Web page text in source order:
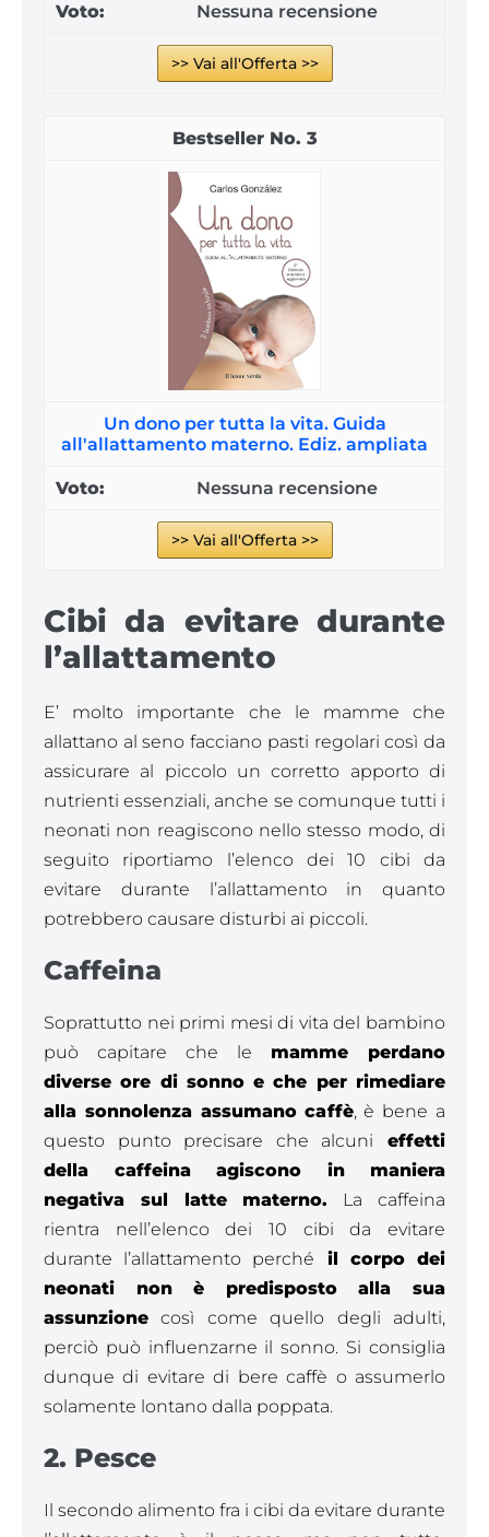
Nessuna recensione
>> Vai all'Offerta >>
3
Un dono per tutta la vita. Guida
all'allattamento materno. Ediz. ampliata
Nessuna recensione
>> Vai all'Offerta >>
Cibi da evitare durante
l’allattamento
E’ molto importante che le mamme che
allattano al seno facciano pasti regolari così da
assicurare al piccolo un corretto apporto di
nutrienti essenziali, anche se comunque tutti i
neonati non reagiscono nello stesso modo, di
seguito riportiamo l’elenco dei 10 cibi da
evitare durante l’allattamento in quanto
potrebbero causare disturbi ai piccoli.
Caffeina
Soprattutto nei primi mesi di vita del bambino
può capitare che le mamme perdano
diverse ore di sonno e che per rimediare
alla sonnolenza assumano caffè, è bene a
questo punto precisare che alcuni effetti
della caffeina agiscono in maniera
negativa sul latte materno. La caffeina
rientra nell’elenco dei 10 cibi da evitare
durante l’allattamento perché il corpo dei
neonati non è predisposto alla sua
assunzione così come quello degli adulti,
perciò può influenzarne il sonno. Si consiglia
dunque di evitare di bere caffè o assumerlo
solamente lontano dalla poppata.
2. Pesce
Il secondo alimento fra i cibi da evitare durante